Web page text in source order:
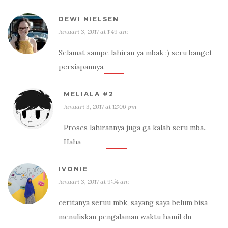
DEWI NIELSEN
Januari 3, 2017 at 1:49 am
Selamat sampe lahiran ya mbak :) seru banget
persiapannya.
MELIALA #2
Januari 3, 2017 at 12:06 pm
Proses lahirannya juga ga kalah seru mba..
Haha
IVONIE
Januari 3, 2017 at 9:54 am
ceritanya seruu mbk, sayang saya belum bisa
menuliskan pengalaman waktu hamil dn